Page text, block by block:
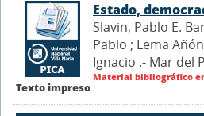
Texto impreso
Estado,
Slavin, Pablo E.
Pablo ; Lema
Ignacio .- Mar del
Material bibliográfico